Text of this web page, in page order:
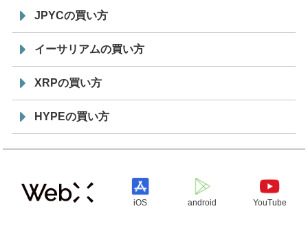
JPYCの買い方
イーサリアムの買い方
XRPの買い方
HYPEの買い方
iOS android YouTube